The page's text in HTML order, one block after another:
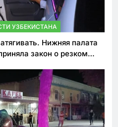
УЗБЕКИСТАНА
Нижняя палата
закон о резком